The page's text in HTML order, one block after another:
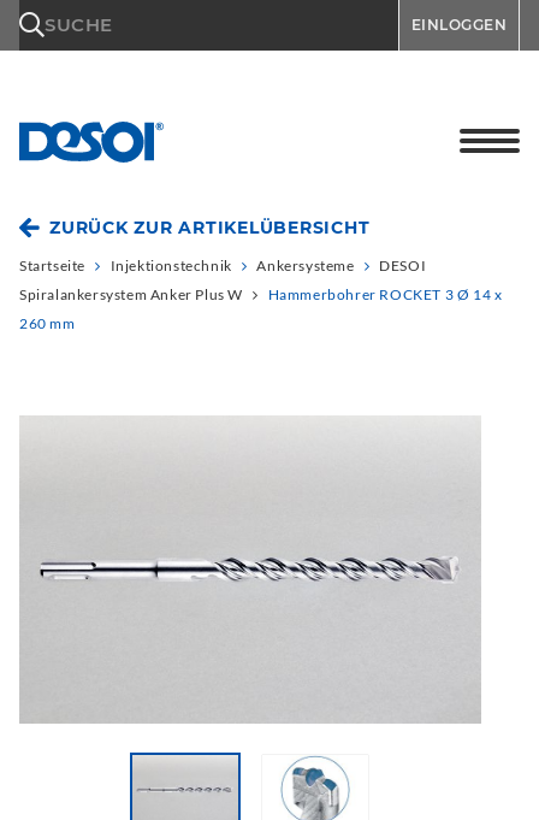
SUCHE EINLOGGEN
ZURÜCK ZUR ARTIKELÜBERSICHT
Startseite Injektionstechnik Ankersysteme
DESOI
Spiralankersystem Anker Plus W
Hammerbohrer ROCKET 3 Ø 14 x
260 mm